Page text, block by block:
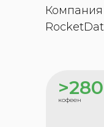
>280
кофеен